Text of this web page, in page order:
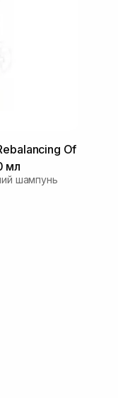
Of
мл
шампунь